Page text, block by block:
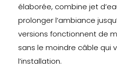
élaborée, combine jet
prolonger l’ambiance
versions fonctionnent de
sans le moindre câble qui
l’installation.